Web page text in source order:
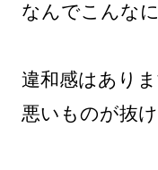
なんでこんな
違和感はあり
悪いものが抜